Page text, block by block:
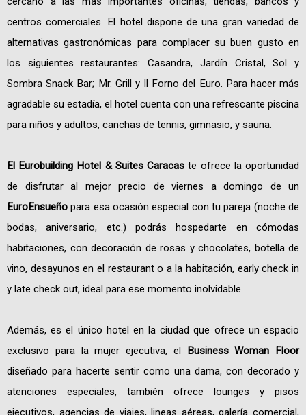
centros comerciales. El hotel dispone de una gran variedad de
alternativas gastronómicas para complacer su buen gusto en
los siguientes restaurantes: Casandra, Jardín Cristal, Sol y
Sombra Snack Bar; Mr. Grill y Il Forno del Euro. Para hacer más
agradable su estadía, el hotel cuenta con una refrescante piscina
para niños y adultos, canchas de tennis, gimnasio, y sauna.
El Eurobuilding Hotel & Suites Caracaste ofrece la oportunidad
de disfrutar al mejor precio de viernes a domingo de un
EuroEnsueño para esa ocasión especial con tu pareja (noche de
bodas, aniversario, etc.) podrás hospedarte en cómodas
habitaciones, con decoración de rosas y chocolates, botella de
vino, desayunos en el restaurant o a la habitación, early check in
y late check out, ideal para ese momento inolvidable.
Además, es el único hotel en la ciudad que ofrece un espacio
exclusivo para la mujer ejecutiva, el Business Woman Floor
diseñado para hacerte sentir como una dama, con decorado y
atenciones especiales, también ofrece lounges y pisos
ejecutivos, agencias de viajes, lineas aéreas, galería comercial,